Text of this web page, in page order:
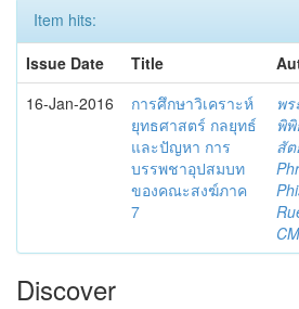
Item hits:
Issue Date
Title
16-Jan-2016
การศึกษาวิเคราะห์
ยุทธศาสตร์ กลยุทธ์
และปัญหา การ
บรรพชาอุปสมบท
ของคณะสงฆ์ภาค
7
พ
พิ
สัต
Discover